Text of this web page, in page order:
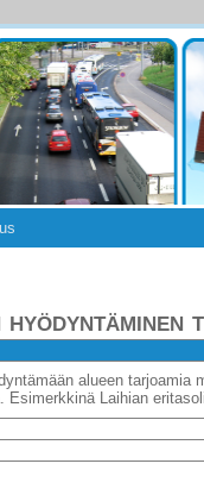
alueen
Esimerkkinä Laihian